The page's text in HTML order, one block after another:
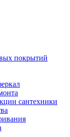
покрытий
сантехники